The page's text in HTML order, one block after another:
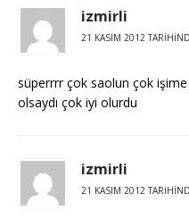
izmirli
21 KASIM 2012
süperrrr çok saolun çok
olsaydı çok iyi olurdu
izmirli
21 KASIM 2012